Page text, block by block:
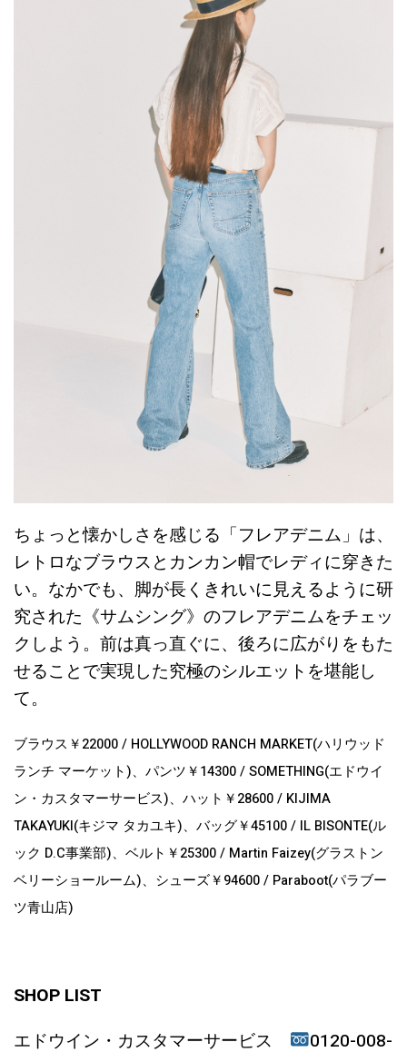
ちょっと懐かしさを感じる「フレアデニム」は、
レトロなブラウスとカンカン帽でレディに穿きた
い。なかでも、脚が長くきれいに見えるように研
究された《サムシング》のフレアデニムをチェッ
クしよう。前は真っ直ぐに、後ろに広がりをもた
せることで実現した究極のシルエットを堪能し
て。
ブラウス￥22000 / HOLLYWOOD RANCH MARKET(ハリウッド
ランチ マーケット)、パンツ￥14300 / SOMETHING(エドウイ
ン・カスタマーサービス)、ハット￥28600 / KIJIMA
TAKAYUKI(キジマ タカユキ)、バッグ￥45100 / IL BISONTE(ル
ック D.C事業部)、 ベルト￥25300 / Martin Faizey(グラストン
ベリーショールーム)、シューズ￥94600 / Paraboot(パラブー
ツ青山店)
SHOP LIST
エドウイン・カスタマーサービス
0120-008-